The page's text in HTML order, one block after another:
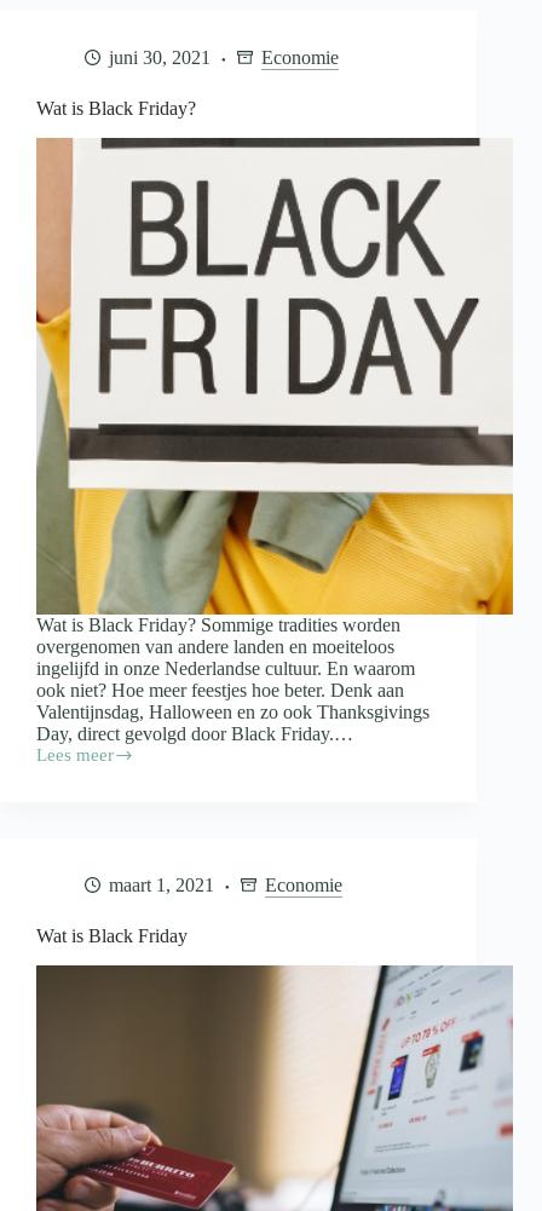
juni 30, 2021 Economie
Wat is Black Friday?
Wat is Black Friday? Sommige tradities worden
overgenomen van andere landen en moeiteloos
ingelijfd in onze Nederlandse cultuur. En waarom
ook niet? Hoe meer feestjes hoe beter. Denk aan
Valentijnsdag, Halloween en zo ook Thanksgivings
Day, direct gevolgd door Black Friday.…
Lees meer
Wat
maart 1, 2021 Economie
Wat is Black Friday